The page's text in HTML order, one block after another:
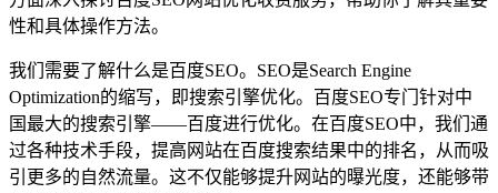
性和具体操作方法。
我们需要了解什么是百度SEO。SEO是Search Engine
Optimization的缩写，即搜索引擎优化。百度SEO专门针对中
国最大的搜索引擎——百度进行优化。在百度SEO中，我们通
过各种技术手段，提高网站在百度搜索结果中的排名，从而吸
引更多的自然流量。这不仅能够提升网站的曝光度，还能够带